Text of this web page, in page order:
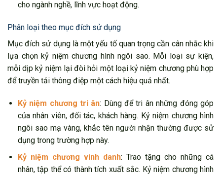
cho ngành nghề, lĩnh vực hoạt động.
Phân loại theo mục đích sử dụng
Mục đích sử dụng là một yếu tố quan trọng cần cân nhắc khi
lựa chọn kỷ niệm chương hình ngôi sao. Mỗi loại sự kiện,
mỗi dịp kỷ niệm lại đòi hỏi một loại kỷ niệm chương phù hợp
để truyền tải thông điệp một cách hiệu quả nhất.
Kỷ niệm chương tri ân: Dùng để tri ân những đóng góp
của nhân viên, đối tác, khách hàng. Kỷ niệm chương hình
ngôi sao mạ vàng, khắc tên người nhận thường được sử
dụng trong trường hợp này.
Kỷ niệm chương vinh danh: Trao tặng cho những cá
nhân, tập thể có thành tích xuất sắc. Kỷ niệm chương hình